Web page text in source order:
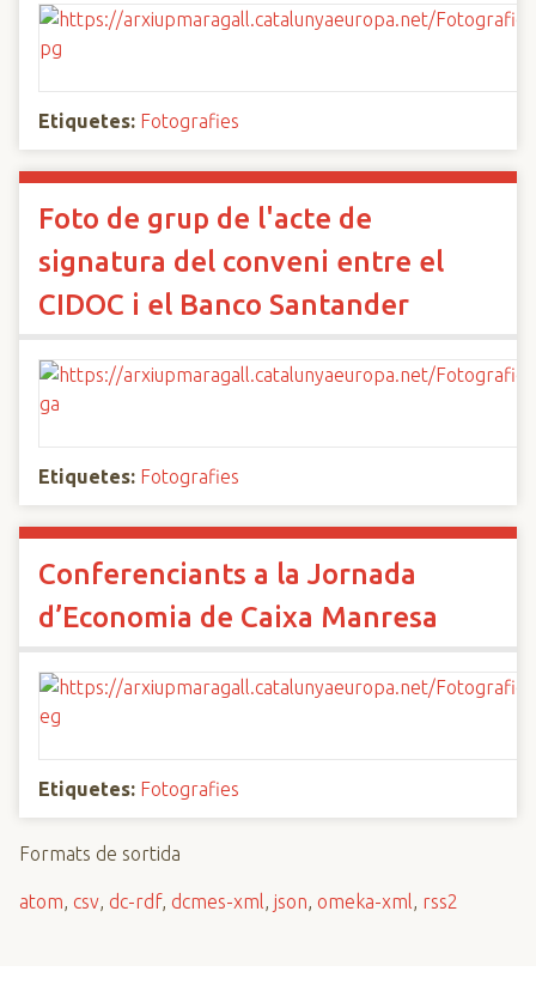
Etiquetes: Fotografies
Foto de grup de l'acte de
signatura del conveni entre el
CIDOC i el Banco Santander
Etiquetes: Fotografies
Conferenciants a la Jornada
d’Economia de Caixa Manresa
Etiquetes: Fotografies
Formats de sortida
atom, csv, dc-rdf, dcmes-xml, json, omeka-xml, rss2